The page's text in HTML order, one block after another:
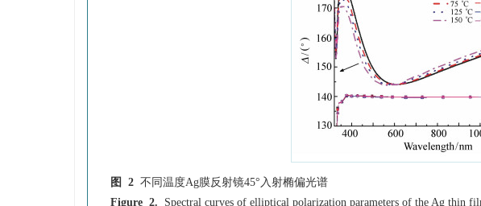
图 2 不同温度Ag膜反射镜45°入射椭偏光谱
Figure 2.
Spectral curves of elliptical polarization parameters of the Ag thin